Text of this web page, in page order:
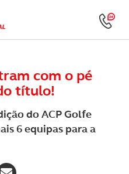
com o pé
título!
do ACP Golfe
6 equipas para a